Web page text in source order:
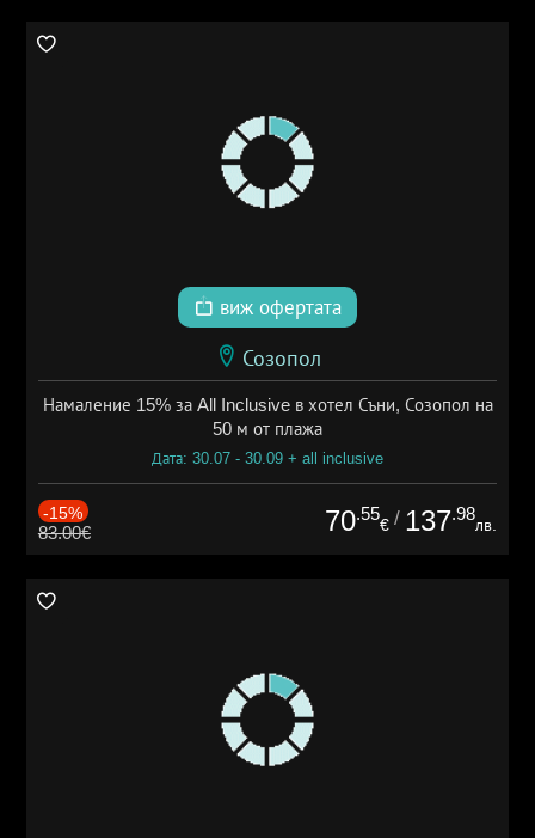
виж офертата
Созопол
Намаление 15% за All Inclusive в хотел Съни, Созопол на
50 м от плажа
Дата: 30.07 - 30.09 + all inclusive
-15%
83.00€ 70.55
€ / 137.98
лв.